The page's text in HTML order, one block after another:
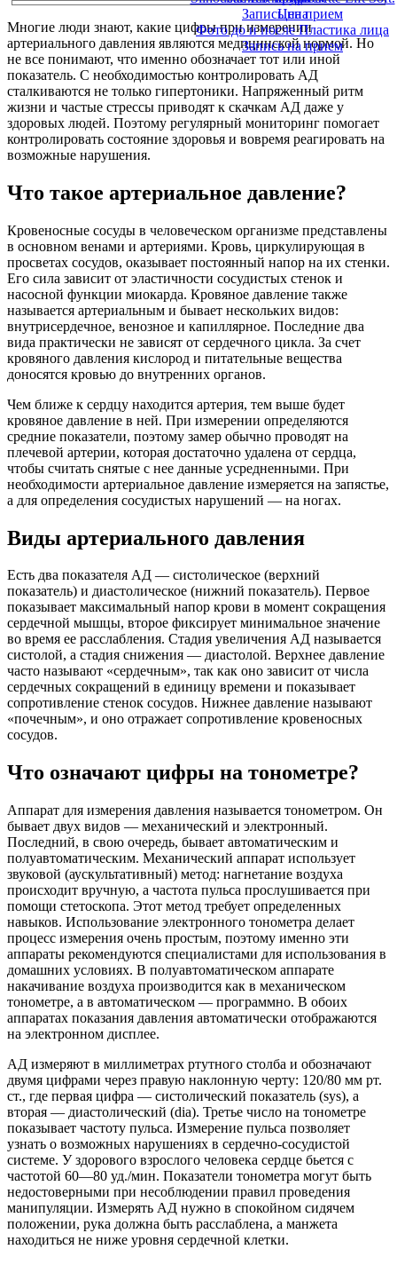
Цена
Фото до и после Пластика лица
Запись на прием
Запись на прием
Многие люди знают, какие цифры при измерении
артериального давления являются медицинской нормой. Но
не все понимают, что именно обозначает тот или иной
показатель. С необходимостью контролировать АД
сталкиваются не только гипертоники. Напряженный ритм
жизни и частые стрессы приводят к скачкам АД даже у
здоровых людей. Поэтому регулярный мониторинг помогает
контролировать состояние здоровья и вовремя реагировать на
возможные нарушения.
Что такое артериальное давление?
Кровеносные сосуды в человеческом организме представлены
в основном венами и артериями. Кровь, циркулирующая в
просветах сосудов, оказывает постоянный напор на их стенки.
Его сила зависит от эластичности сосудистых стенок и
насосной функции миокарда. Кровяное давление также
называется артериальным и бывает нескольких видов:
внутрисердечное, венозное и капиллярное. Последние два
вида практически не зависят от сердечного цикла. За счет
кровяного давления кислород и питательные вещества
доносятся кровью до внутренних органов.
Чем ближе к сердцу находится артерия, тем выше будет
кровяное давление в ней. При измерении определяются
средние показатели, поэтому замер обычно проводят на
плечевой артерии, которая достаточно удалена от сердца,
чтобы считать снятые с нее данные усредненными. При
необходимости артериальное давление измеряется на запястье,
а для определения сосудистых нарушений — на ногах.
Виды артериального давления
Есть два показателя АД — систолическое (верхний
показатель) и диастолическое (нижний показатель). Первое
показывает максимальный напор крови в момент сокращения
сердечной мышцы, второе фиксирует минимальное значение
во время ее расслабления. Стадия увеличения АД называется
систолой, а стадия снижения — диастолой. Верхнее давление
часто называют «сердечным», так как оно зависит от числа
сердечных сокращений в единицу времени и показывает
сопротивление стенок сосудов. Нижнее давление называют
«почечным», и оно отражает сопротивление кровеносных
сосудов.
Что означают цифры на тонометре?
Аппарат для измерения давления называется тонометром. Он
бывает двух видов — механический и электронный.
Последний, в свою очередь, бывает автоматическим и
полуавтоматическим. Механический аппарат использует
звуковой (аускультативный) метод: нагнетание воздуха
происходит вручную, а частота пульса прослушивается при
помощи стетоскопа. Этот метод требует определенных
навыков. Использование электронного тонометра делает
процесс измерения очень простым, поэтому именно эти
аппараты рекомендуются специалистами для использования в
домашних условиях. В полуавтоматическом аппарате
накачивание воздуха производится как в механическом
тонометре, а в автоматическом — программно. В обоих
аппаратах показания давления автоматически отображаются
на электронном дисплее.
АД измеряют в миллиметрах ртутного столба и обозначают
двумя цифрами через правую наклонную черту: 120/80 мм рт.
ст., где первая цифра — систолический показатель (sys), а
вторая — диастолический (dia). Третье число на тонометре
показывает частоту пульса. Измерение пульса позволяет
узнать о возможных нарушениях в сердечно-сосудистой
системе. У здорового взрослого человека сердце бьется с
частотой 60—80 уд./мин. Показатели тонометра могут быть
недостоверными при несоблюдении правил проведения
манипуляции. Измерять АД нужно в спокойном сидячем
положении, рука должна быть расслаблена, а манжета
находиться не ниже уровня сердечной клетки.